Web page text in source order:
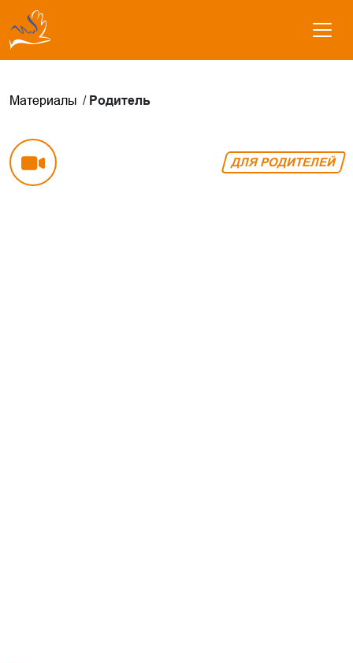
Материалы Родитель
ДЛЯ РОДИТЕЛЕЙ